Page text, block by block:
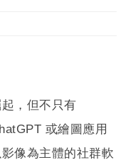
，但不只有
或繪圖應用
像為主體的社群軟